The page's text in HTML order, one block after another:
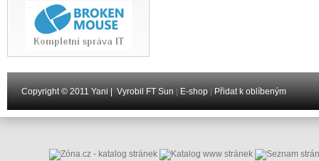
Copyright © 2011 Yani | Vyrobil FT Sun E-shop Přidat k oblíbeným